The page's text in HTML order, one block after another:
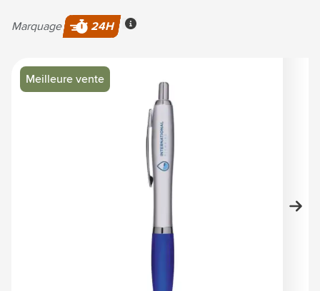
Meilleure vente
Image principale
Cliquez pour voir l'image en plein écran
Marquage
24H